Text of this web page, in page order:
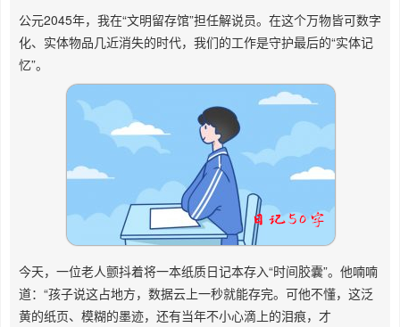
公元2045年，我在“文明留存馆”担任解说员。在这个万物皆可数字
化、实体物品几近消失的时代，我们的工作是守护最后的“实体记
忆”。
今天，一位老人颤抖着将一本纸质日记本存入“时间胶囊”。他喃喃
道：“孩子说这占地方，数据云上一秒就能存完。可他不懂，这泛
黄的纸页、模糊的墨迹，还有当年不小心滴上的泪痕，才